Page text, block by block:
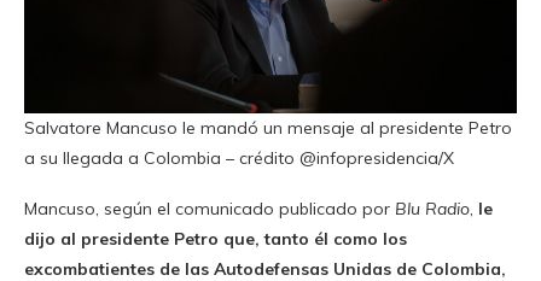
Salvatore Mancuso le mandó un mensaje al presidente Petro
a su llegada a Colombia – crédito @infopresidencia/X
Mancuso, según el comunicado publicado por Blu Radio, le
dijo al presidente Petro que, tanto él como los
excombatientes de las Autodefensas Unidas de Colombia,